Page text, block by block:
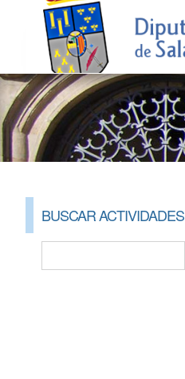
BUSCAR ACTIVIDADES